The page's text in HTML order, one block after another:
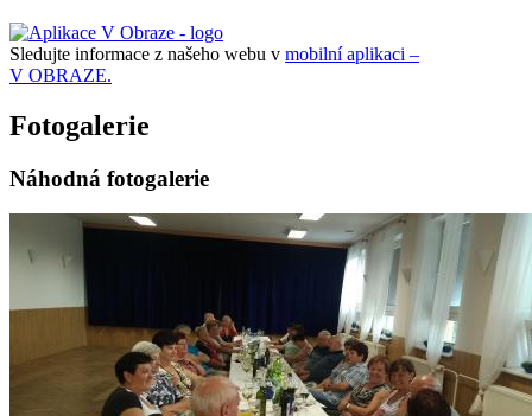
Sledujte informace z našeho webu v mobilní aplikaci –
V OBRAZE.
Fotogalerie
Náhodná fotogalerie